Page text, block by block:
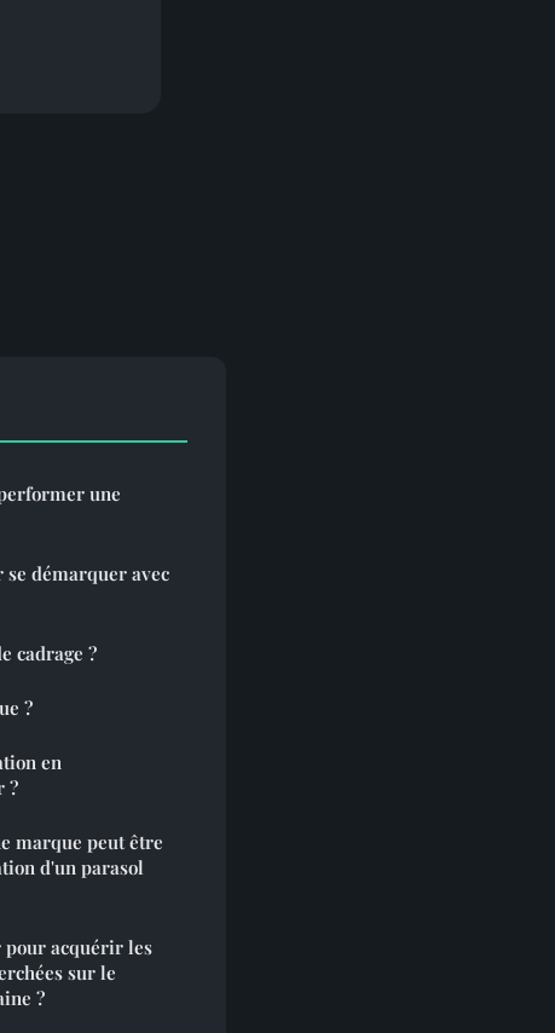
une
se démarquer avec
cadrage ?
?
en
?
marque peut être
d'un parasol
acquérir les
sur le
?